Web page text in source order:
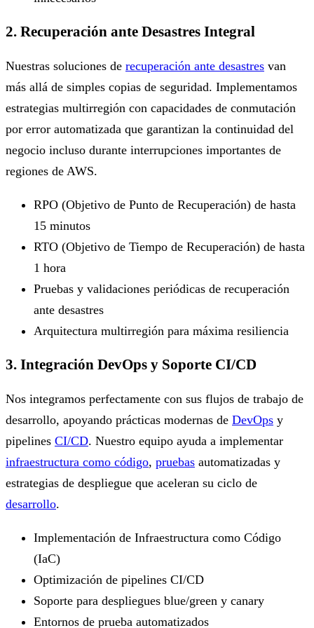
2. Recuperación ante Desastres Integral
Nuestras soluciones de recuperación ante desastres van
más allá de simples copias de seguridad. Implementamos
estrategias multirregión con capacidades de conmutación
por error automatizada que garantizan la continuidad del
negocio incluso durante interrupciones importantes de
regiones de AWS.
RPO (Objetivo de Punto de Recuperación) de hasta
15 minutos
RTO (Objetivo de Tiempo de Recuperación) de hasta
1 hora
Pruebas y validaciones periódicas de recuperación
ante desastres
Arquitectura multirregión para máxima resiliencia
3. Integración DevOps y Soporte CI/CD
Nos integramos perfectamente con sus flujos de trabajo de
desarrollo, apoyando prácticas modernas de DevOps y
pipelines CI/CD. Nuestro equipo ayuda a implementar
infraestructura como código, pruebas automatizadas y
estrategias de despliegue que aceleran su ciclo de
desarrollo.
Implementación de Infraestructura como Código
(IaC)
Optimización de pipelines CI/CD
Soporte para despliegues blue/green y canary
Entornos de prueba automatizados